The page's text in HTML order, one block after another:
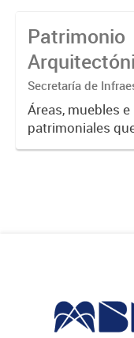
Patrimonio
Urbanístico
de Bahía
Secretaría de
Áreas, muebles
patrimoniales
el Registro